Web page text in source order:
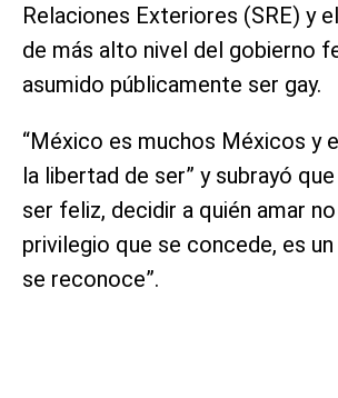
Relaciones Exteriores (SRE) y
de más alto nivel del gobierno
asumido públicamente ser gay.
“México es muchos Méxicos y
la libertad de ser” y subrayó
ser feliz, decidir a quién amar
privilegio que se concede, es
se reconoce”.